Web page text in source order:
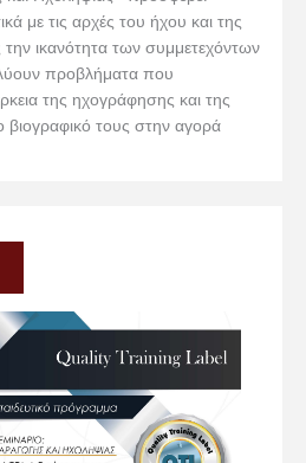
με τις αρχές του ήχου και της
την ικανότητα των συμμετεχόντων
προβλήματα που
της ηχογράφησης και της
βιογραφικό τους στην αγορά